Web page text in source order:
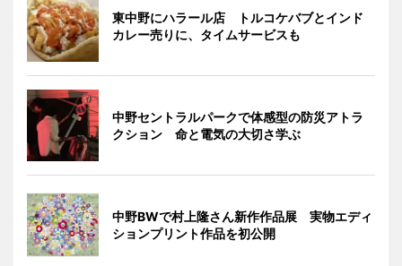
東中野にハラール店 トルコケバブとインド
カレー売りに、タイムサービスも
中野セントラルパークで体感型の防災アトラ
クション 命と電気の大切さ学ぶ
中野BWで村上隆さん新作作品展 実物エディ
ションプリント作品を初公開